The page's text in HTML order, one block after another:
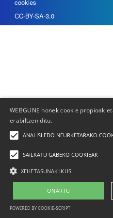
cookies
CC-BY-SA-3.0
WEBGUNE honek cookie propioak
erabiltzen ditu.
ANALISI EDO NEURKETARAKO
SAILKATU GABEKO COOKIEAK
XEHETASUNAK IKUSI
ONARTU
POWERED BY COOKIE-SCRIPT